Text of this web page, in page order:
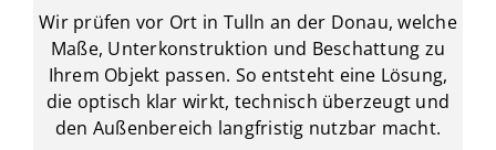
Wir prüfen vor Ort in Tulln an der Donau, welche
Maße, Unterkonstruktion und Beschattung zu
Ihrem Objekt passen. So entsteht eine Lösung,
die optisch klar wirkt, technisch überzeugt und
den Außenbereich langfristig nutzbar macht.